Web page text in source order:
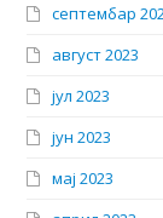
септембар
август 2023
јул 2023
јун 2023
мај 2023